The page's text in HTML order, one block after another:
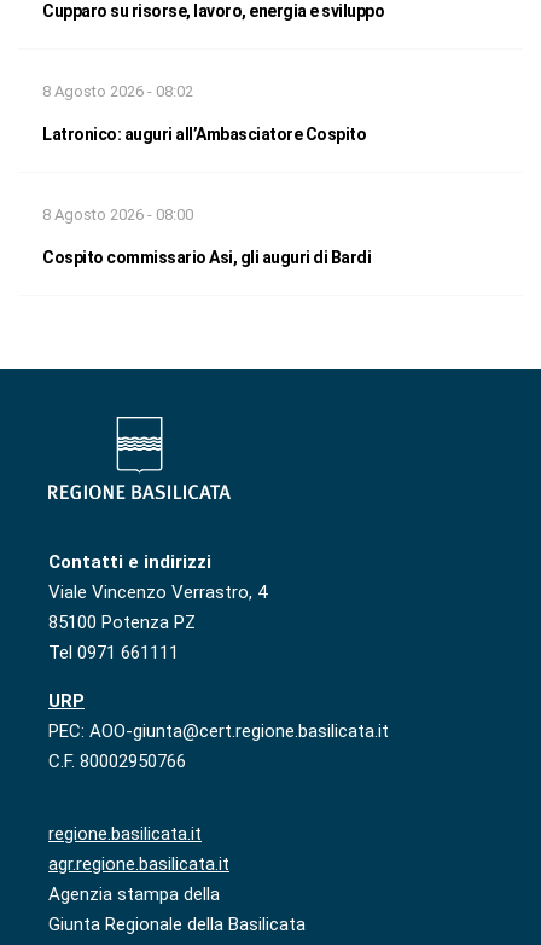
Cupparo su risorse, lavoro, energia e sviluppo
8 Agosto 2026 - 08:02
Latronico: auguri all’Ambasciatore Cospito
8 Agosto 2026 - 08:00
Cospito commissario Asi, gli auguri di Bardi
Contatti e indirizzi
Viale Vincenzo Verrastro, 4
85100 Potenza PZ
Tel 0971 661111
URP
PEC: AOO-giunta@cert.regione.basilicata.it
C.F. 80002950766
regione.basilicata.it
agr.regione.basilicata.it
Agenzia stampa della
Giunta Regionale della Basilicata